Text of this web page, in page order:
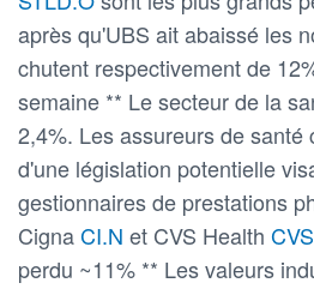
après qu'UBS ait abaissé les
chutent respectivement de
semaine ** Le secteur de la
2,4%. Les assureurs de santé
d'une législation potentielle
gestionnaires de prestations
CignaCI.N et CVS Health
perdu ~11% ** Les valeurs